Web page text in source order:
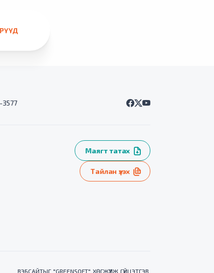
3577
Маягт татах
Тайлан үзэх
ВЭБСАЙТЫГ "GREENSOFT" ХӨГЖҮҮЛЖ ГҮЙЦЭТГЭВ.